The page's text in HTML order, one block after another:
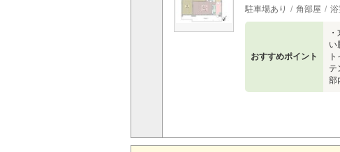
駐車場あり 角部屋
おすすめポイント
い
テ
部